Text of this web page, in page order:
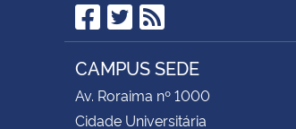
Facebook
Twitter
RSS
CAMPUS SEDE
Av. Roraima nº 1000
Cidade Universitária